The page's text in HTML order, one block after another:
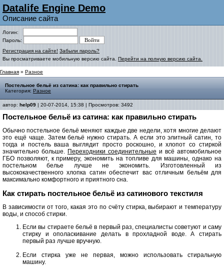
Datalife Engine Demo
Описание сайта
Логин:
Пароль:
Регистрация на сайте! Забыли пароль?
Вы просматриваете мобильную версию сайта. Перейти на полную версию сайта.
Главная » Разное
Постельное бельё из сатина: как правильно стирать
Категория: Разное
автор: help09 | 20-07-2014, 15:38 | Просмотров: 3492
Постельное бельё из сатина: как правильно стирать
Обычно постельное бельё меняют каждые две недели, хотя многие делают
это ещё чаще. Затем бельё нужно стирать. А если это элитный сатин, то
тогда и постель ваша выглядит просто роскошно, и хлопот со стиркой
значительно больше. Переходники соединительные и всё автомобильное
ГБО позволяют, к примеру, экономить на топливе для машины, однако на
постельном белье лучше не экономить. Изготовленный из
высококачественного хлопка сатин обеспечит вас отличным бельём для
максимально комфортного и приятного сна.
Как стирать постельное бельё из сатинового текстиля
В зависимости от того, какая это по счёту стирка, выбирают и температуру
воды, и способ стирки.
Если вы стираете бельё в первый раз, специалисты советуют и саму
стирку и ополаскивание делать в прохладной воде. А стирать
первый раз лучше вручную.
Если стирка уже не первая, можно использовать стиральную
машину.